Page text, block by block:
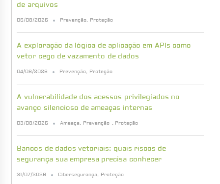
de arquivos
06/08/2026 Prevenção, Proteção
A exploração da lógica de aplicação em APIs como
vetor cego de vazamento de dados
04/08/2026 Prevenção, Proteção
A vulnerabilidade dos acessos privilegiados no
avanço silencioso de ameaças internas
03/08/2026 Ameaça, Prevenção , Proteção
Bancos de dados vetoriais: quais riscos de
segurança sua empresa precisa conhecer
31/07/2026 Cibersegurança, Proteção